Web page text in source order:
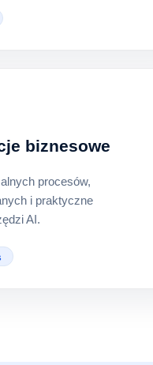
biznesowe
procesów,
i praktyczne
AI.